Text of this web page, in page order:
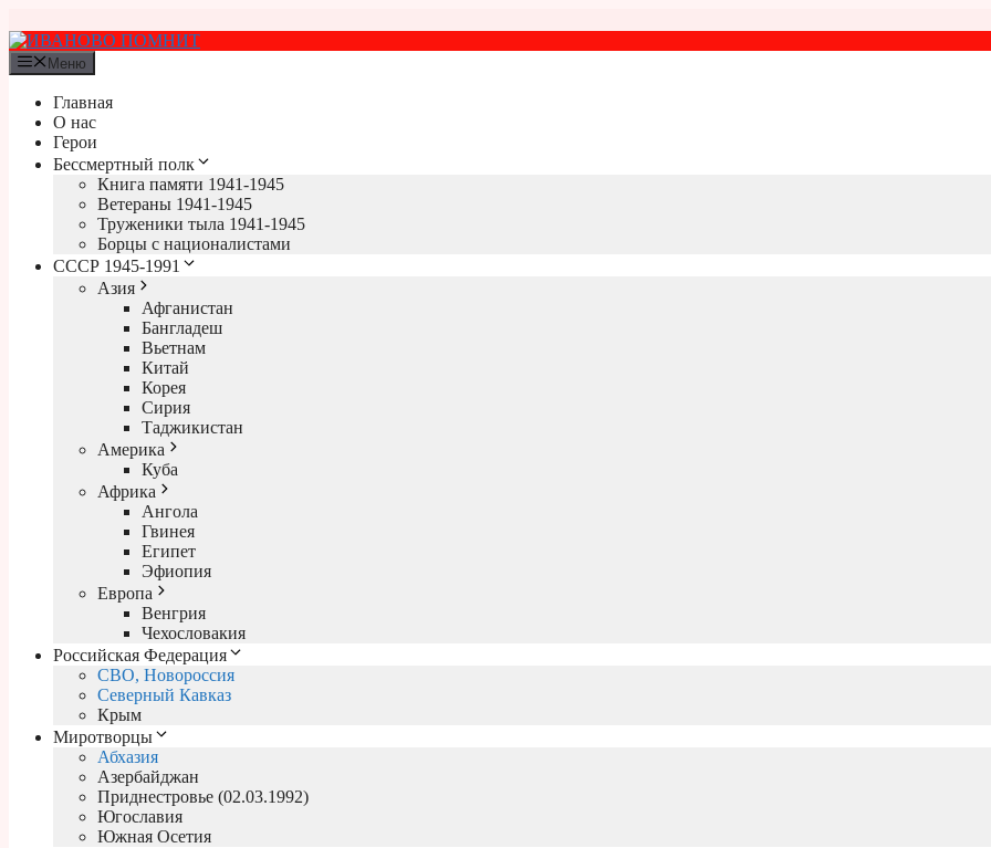
к
содержимому
Меню
Главная
О нас
Герои
Бессмертный полк
Книга памяти 1941-1945
Ветераны 1941-1945
Труженики тыла 1941-1945
Борцы с националистами
СССР 1945-1991
Азия
Афганистан
Бангладеш
Вьетнам
Китай
Корея
Сирия
Таджикистан
Америка
Куба
Африка
Ангола
Гвинея
Египет
Эфиопия
Европа
Венгрия
Чехословакия
Российская Федерация
СВО, Новороссия
Северный Кавказ
Крым
Миротворцы
Абхазия
Азербайджан
Приднестровье (02.03.1992)
Югославия
Южная Осетия